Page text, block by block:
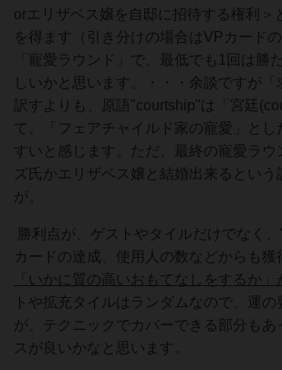
orエリザベス嬢を自邸に招待する権利＞
を得ます（引き分けの場合はVPカード
「寵愛ラウンド」で、最低でも1回は勝
しいかと思います。・・・余談ですが「
訳すよりも、原語"courtship"は「宮廷
て、「フェアチャイルド家の寵愛」と
すいと感じます。ただ、最終の寵愛ラウ
ズ氏かエリザベス嬢と結婚出来るという
が。
勝利点が、ゲストやタイルだけでなく
カードの達成、使用人の数などからも獲
「いかに質の高いおもてなしをするか」
トや拡充タイルはランダムなので、運の
が、テクニックでカバーできる部分もあ
スが良いかなと思います。